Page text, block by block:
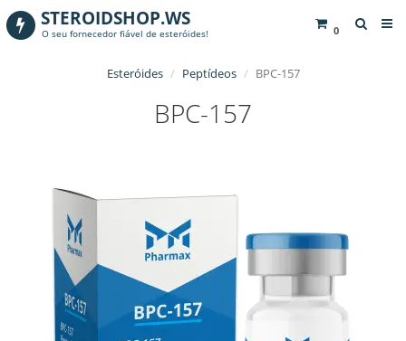
0
STEROIDSHOP.WS
O seu fornecedor fiável de esteróides!
Esteróides Peptídeos BPC-157
BPC-157